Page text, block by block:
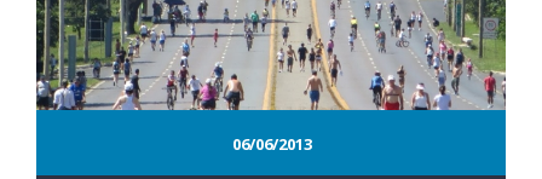
06/06/2013